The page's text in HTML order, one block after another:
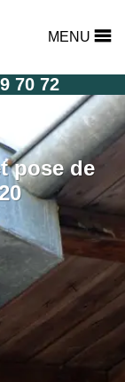
MENU
70 72
pose de